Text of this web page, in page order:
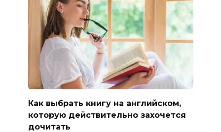
Как выбрать книгу на английском,
которую действительно захочется
дочитать